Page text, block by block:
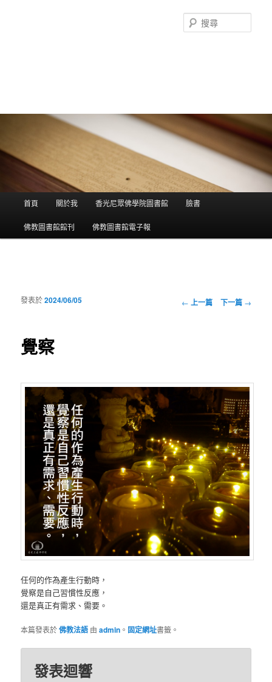
尋
跳到主內容
跳到第二內容
首頁 關於我 香光尼眾佛學院圖書館 臉書
佛教圖書館館刊 佛教圖書館電子報
瀏覽文章
← 上一篇 下一篇 →
覺察
發表於2024/06/05
任何的作為產生行動時，
覺察是自己習慣性反應，
還是真正有需求、需要。
本篇發表於佛教法語 由admin 。 固定網址書籤。
發表迴響